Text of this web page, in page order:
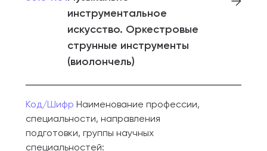
инструментальное
искусство. Оркестровые
струнные инструменты
(виолончель)
Код/Шифр Наименование профессии,
специальности, направления
подготовки, группы научных
специальностей: